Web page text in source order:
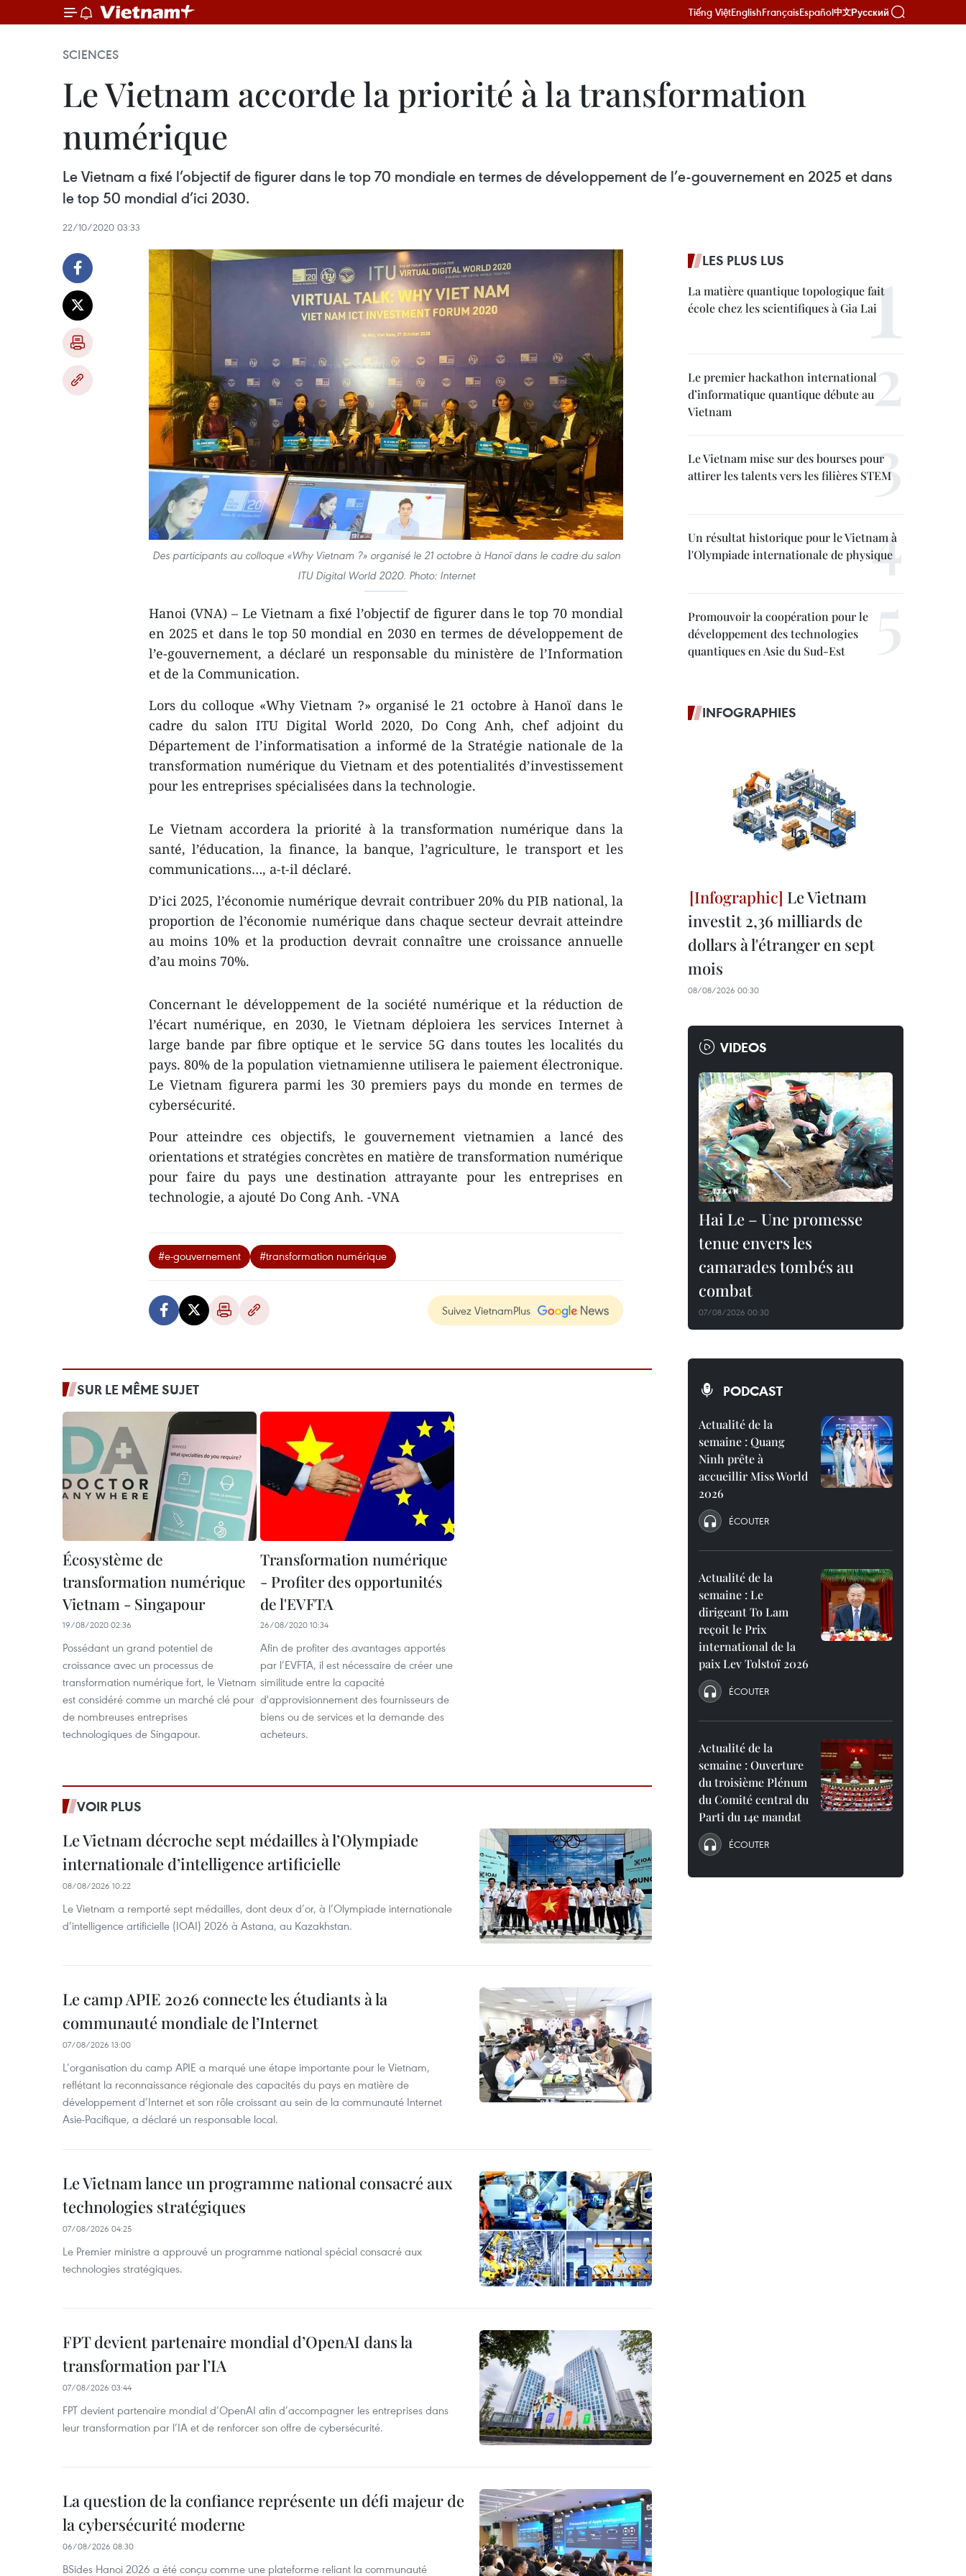
Tiếng ViệtEnglishFrançaisEspañol中文Русский
SCIENCES
Le Vietnam accorde la priorité à la transformation
numérique
Le Vietnam a fixé l’objectif de figurer dans le top 70 mondiale en termes de développement de l’e-gouvernement en 2025 et dans
le top 50 mondial d’ici 2030.
22/10/2020 03:33
Des participants au colloque «Why Vietnam ?» organisé le 21 octobre à Hanoï dans le cadre du salon
ITU Digital World 2020. Photo: Internet
Hanoi (VNA) – Le Vietnam a fixé l’objectif de figurer dans le top 70 mondial
en 2025 et dans le top 50 mondial en 2030 en termes de développement de
l’e-gouvernement, a déclaré un responsable du ministère de l’Information
et de la Communication.
Lors du colloque «Why Vietnam ?» organisé le 21 octobre à Hanoï dans le
cadre du salon ITU Digital World 2020, Do Cong Anh, chef adjoint du
Département de l’informatisation a informé de la Stratégie nationale de la
transformation numérique du Vietnam et des potentialités d’investissement
pour les entreprises spécialisées dans la technologie.
Le Vietnam accordera la priorité à la transformation numérique dans la
santé, l’éducation, la finance, la banque, l’agriculture, le transport et les
communications…, a-t-il déclaré.
D’ici 2025, l’économie numérique devrait contribuer 20% du PIB national, la
proportion de l’économie numérique dans chaque secteur devrait atteindre
au moins 10% et la production devrait connaître une croissance annuelle
d’au moins 70%.
Concernant le développement de la société numérique et la réduction de
l’écart numérique, en 2030, le Vietnam déploiera les services Internet à
large bande par fibre optique et le service 5G dans toutes les localités du
pays. 80% de la population vietnamienne utilisera le paiement électronique.
Le Vietnam figurera parmi les 30 premiers pays du monde en termes de
cybersécurité.
Pour atteindre ces objectifs, le gouvernement vietnamien a lancé des
orientations et stratégies concrètes en matière de transformation numérique
pour faire du pays une destination attrayante pour les entreprises en
technologie, a ajouté Do Cong Anh. -VNA
#e-gouvernement #transformation numérique
Suivez VietnamPlus
SUR LE MÊME SUJET
Écosystème de
transformation numérique
Vietnam - Singapour
19/08/2020 02:36
Possédant un grand potentiel de
croissance avec un processus de
transformation numérique fort, le Vietnam
est considéré comme un marché clé pour
de nombreuses entreprises
technologiques de Singapour.
Transformation numérique
- Profiter des opportunités
de l'EVFTA
26/08/2020 10:34
Afin de profiter des avantages apportés
par l’EVFTA, il est nécessaire de créer une
similitude entre la capacité
d'approvisionnement des fournisseurs de
biens ou de services et la demande des
acheteurs.
VOIR PLUS
Le Vietnam décroche sept médailles à l’Olympiade
internationale d’intelligence artificielle
08/08/2026 10:22
Le Vietnam a remporté sept médailles, dont deux d’or, à l’Olympiade internationale
d’intelligence artificielle (IOAI) 2026 à Astana, au Kazakhstan.
Le camp APIE 2026 connecte les étudiants à la
communauté mondiale de l’Internet
07/08/2026 13:00
L’organisation du camp APIE a marqué une étape importante pour le Vietnam,
reflétant la reconnaissance régionale des capacités du pays en matière de
développement d’Internet et son rôle croissant au sein de la communauté Internet
Asie-Pacifique, a déclaré un responsable local.
Le Vietnam lance un programme national consacré aux
technologies stratégiques
07/08/2026 04:25
Le Premier ministre a approuvé un programme national spécial consacré aux
technologies stratégiques.
FPT devient partenaire mondial d’OpenAI dans la
transformation par l’IA
07/08/2026 03:44
FPT devient partenaire mondial d’OpenAI afin d’accompagner les entreprises dans
leur transformation par l’IA et de renforcer son offre de cybersécurité.
La question de la confiance représente un défi majeur de
la cybersécurité moderne
06/08/2026 08:30
BSides Hanoi 2026 a été conçu comme une plateforme reliant la communauté
LES PLUS LUS
La matière quantique topologique fait
école chez les scientifiques à Gia Lai
Le premier hackathon international
d’informatique quantique débute au
Vietnam
Le Vietnam mise sur des bourses pour
attirer les talents vers les filières STEM
Un résultat historique pour le Vietnam à
l'Olympiade internationale de physique
Promouvoir la coopération pour le
développement des technologies
quantiques en Asie du Sud-Est
INFOGRAPHIES
Le Vietnam
investit 2,36 milliards de
dollars à l'étranger en sept
mois
08/08/2026 00:30
VIDEOS
Hai Le – Une promesse
tenue envers les
camarades tombés au
combat
07/08/2026 00:30
PODCAST
Actualité de la
semaine : Quang
Ninh prête à
accueillir Miss World
2026
ÉCOUTER
Actualité de la
semaine : Le
dirigeant To Lam
reçoit le Prix
international de la
paix Lev Tolstoï 2026
ÉCOUTER
Actualité de la
semaine : Ouverture
du troisième Plénum
du Comité central du
Parti du 14e mandat
ÉCOUTER